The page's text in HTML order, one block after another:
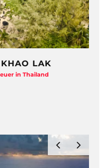
LAK
in Thailand